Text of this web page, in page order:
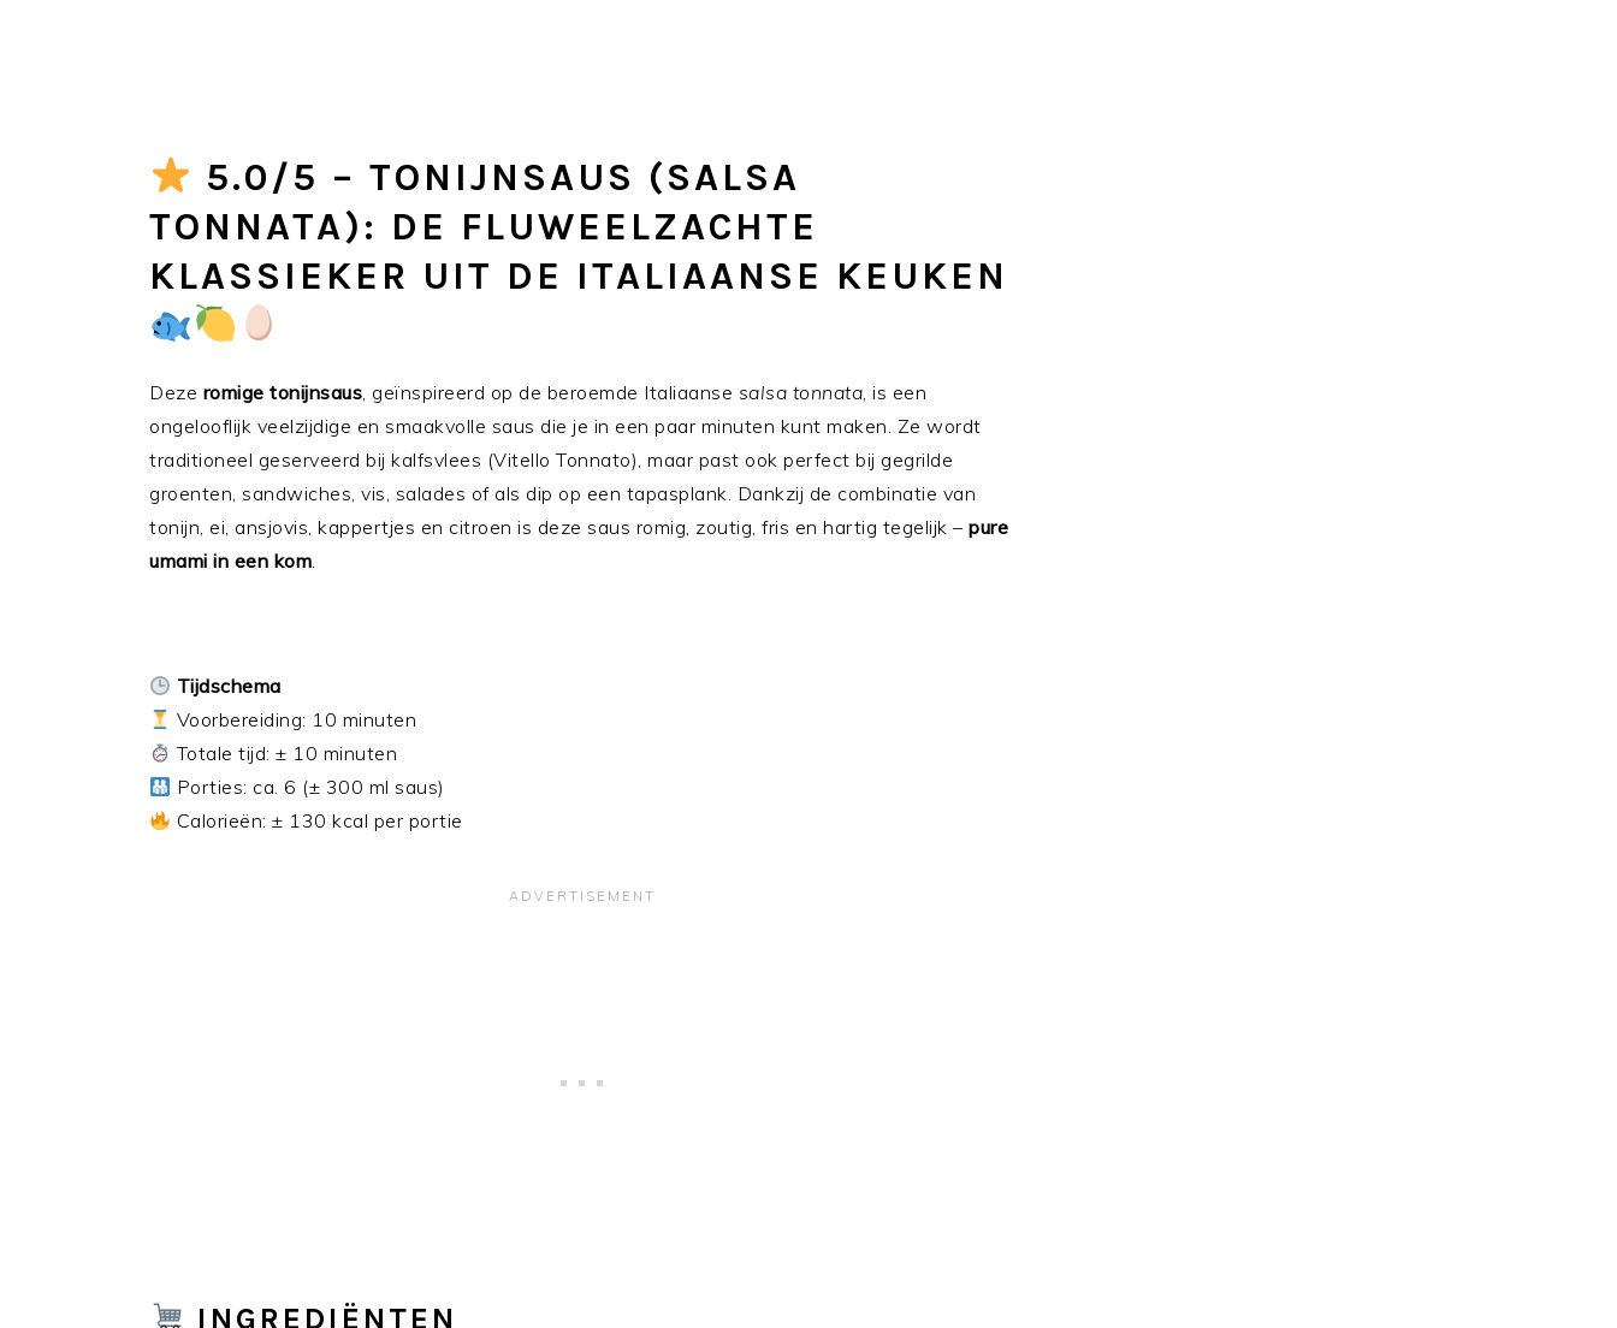
5.0/5 – TONIJNSAUS (SALSA
TONNATA): DE FLUWEELZACHTE
KLASSIEKER UIT DE ITALIAANSE KEUKEN
Deze romige tonijnsaus, geïnspireerd op de beroemde Italiaanse salsa tonnata, is een
ongelooflijk veelzijdige en smaakvolle saus die je in een paar minuten kunt maken. Ze wordt
traditioneel geserveerd bij kalfsvlees (Vitello Tonnato), maar past ook perfect bij gegrilde
groenten, sandwiches, vis, salades of als dip op een tapasplank. Dankzij de combinatie van
tonijn, ei, ansjovis, kappertjes en citroen is deze saus romig, zoutig, fris en hartig tegelijk – pure
umami in een kom.
Tijdschema
Voorbereiding: 10 minuten
Totale tijd: ± 10 minuten
Porties: ca. 6 (± 300 ml saus)
Calorieën: ± 130 kcal per portie
INGREDIËNTEN